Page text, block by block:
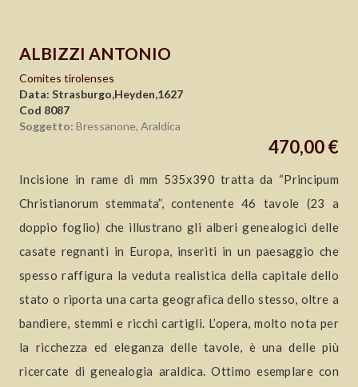
ALBIZZI ANTONIO
Comites tirolenses
Data: Strasburgo,Heyden,1627
Cod 8087
Soggetto: Bressanone, Araldica
470,00 €
Incisione in rame di mm 535x390 tratta da “Principum
Christianorum stemmata”, contenente 46 tavole (23 a
doppio foglio) che illustrano gli alberi genealogici delle
casate regnanti in Europa, inseriti in un paesaggio che
spesso raffigura la veduta realistica della capitale dello
stato o riporta una carta geografica dello stesso, oltre a
bandiere, stemmi e ricchi cartigli. L’opera, molto nota per
la ricchezza ed eleganza delle tavole, è una delle più
ricercate di genealogia araldica. Ottimo esemplare con